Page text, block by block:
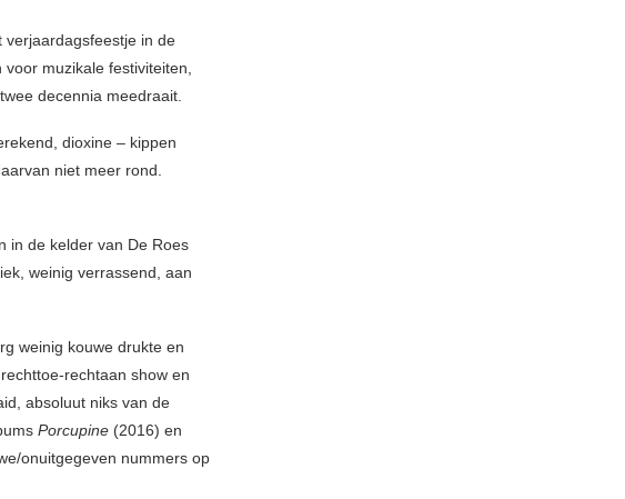
verjaardagsfeestje in de
muzikale festiviteiten,
decennia meedraait.
dioxine – kippen
niet meer rond.
in de kelder van De Roes
weinig verrassend, aan
weinig kouwe drukte en
rechtaan show en
absoluut niks van de
Porcupine (2016) en
onuitgegeven nummers op